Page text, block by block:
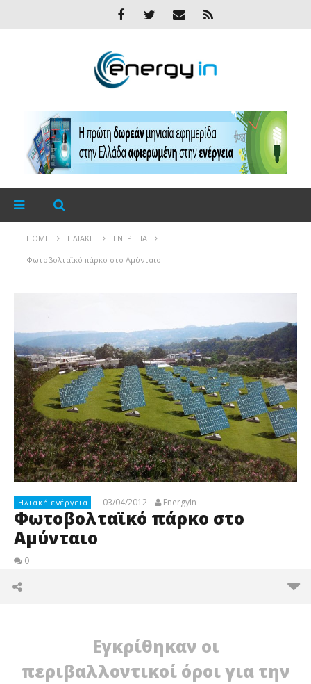
HOME ΗΛΙΑΚΉ ΕΝΈΡΓΕΙΑ
Φωτοβολταϊκό πάρκο στο Αμύνταιο
Ηλιακή ενέργεια 03/04/2012 EnergyIn
Φωτοβολταϊκό πάρκο στο
Αμύνταιο
0
Εγκρίθηκαν οι
περιβαλλοντικοί όροι για την